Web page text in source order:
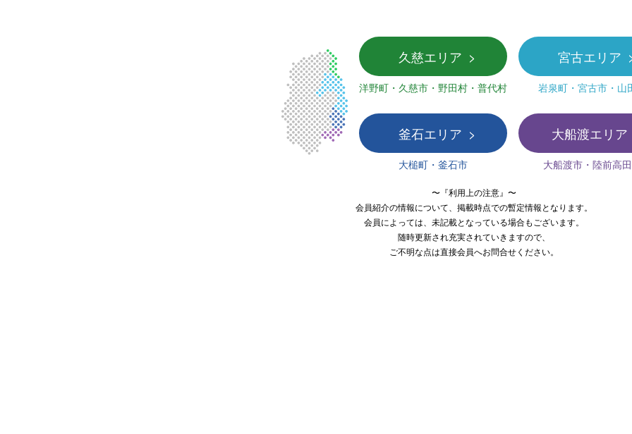
久慈エリア
洋野町・久慈市・野田村・普代村
宮古エリア
岩泉町・宮古市・山
釜石エリア
大槌町・釜石市
大船渡エリア
大船渡市・陸前高
〜『利用上の注意』〜
会員紹介の情報について、掲載時点での暫定情報となります。
会員によっては、未記載となっている場合もございます。
随時更新され充実されていきますので、
ご不明な点は直接会員へお問合せください。